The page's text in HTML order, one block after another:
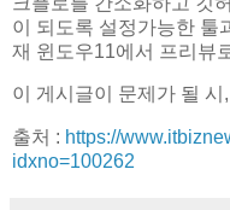
이 되도록 설정가능한 툴
재 윈도우11에서 프리뷰
이 게시글이 문제가 될
출처 : https://
idxno=100262